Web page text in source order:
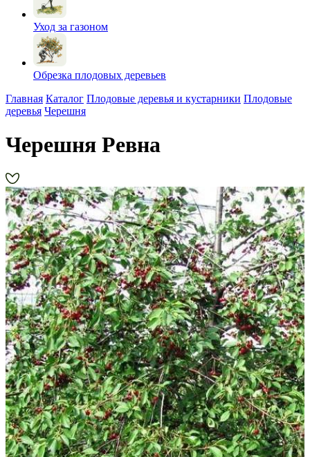
Уход за газоном
Обрезка плодовых деревьев
Главная Каталог Плодовые деревья и кустарники Плодовые
деревья Черешня
Черешня Ревна